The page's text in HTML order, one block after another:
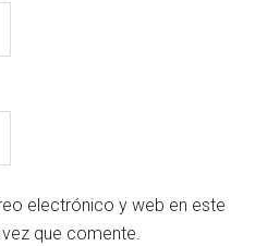
electrónico y web en este
que comente.